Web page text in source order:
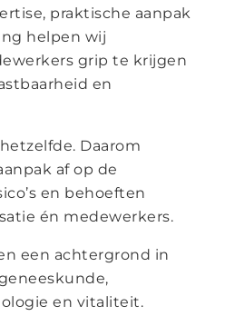
praktische aanpak
helpen wij
grip te krijgen
en
Daarom
af op de
en behoeften
én medewerkers.
een achtergrond in
en vitaliteit.